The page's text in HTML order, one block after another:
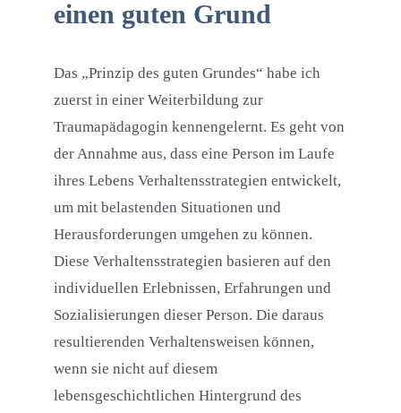
einen guten Grund
Das „Prinzip des guten Grundes“ habe ich
zuerst in einer Weiterbildung zur
Traumapädagogin kennengelernt. Es geht von
der Annahme aus, dass eine Person im Laufe
ihres Lebens Verhaltensstrategien entwickelt,
um mit belastenden Situationen und
Herausforderungen umgehen zu können.
Diese Verhaltensstrategien basieren auf den
individuellen Erlebnissen, Erfahrungen und
Sozialisierungen dieser Person. Die daraus
resultierenden Verhaltensweisen können,
wenn sie nicht auf diesem
lebensgeschichtlichen Hintergrund des